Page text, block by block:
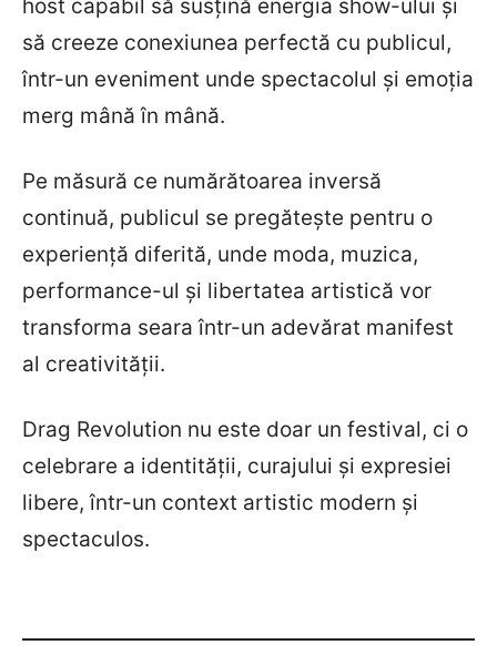
host capabil să susțină energia show-ului și
să creeze conexiunea perfectă cu publicul,
într-un eveniment unde spectacolul și emoția
merg mână în mână.
Pe măsură ce numărătoarea inversă
continuă, publicul se pregătește pentru o
experiență diferită, unde moda, muzica,
performance-ul și libertatea artistică vor
transforma seara într-un adevărat manifest
al creativității.
Drag Revolution nu este doar un festival, ci o
celebrare a identității, curajului și expresiei
libere, într-un context artistic modern și
spectaculos.